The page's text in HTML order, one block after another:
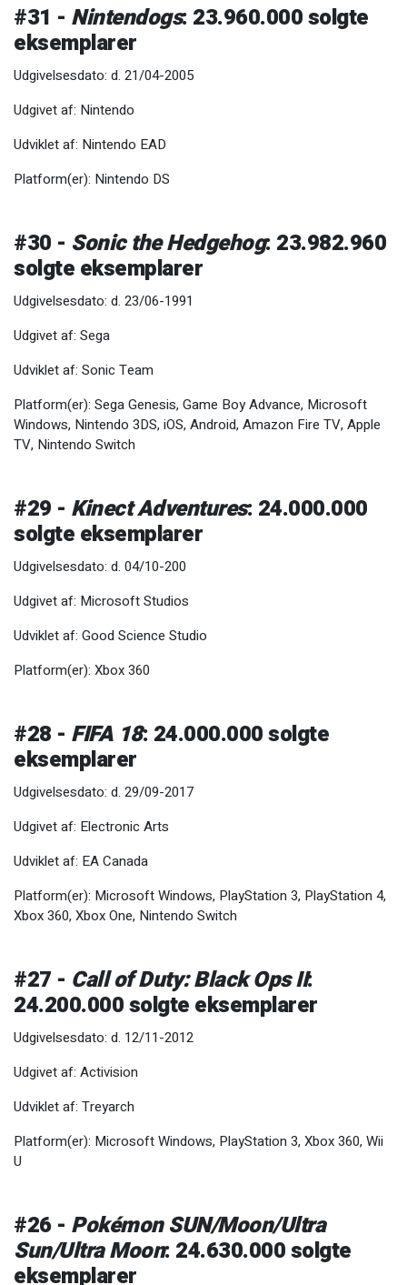
#31 - Nintendogs: 23.960.000 solgte
eksemplarer
Udgivelsesdato: d. 21/04-2005
Udgivet af: Nintendo
Udviklet af: Nintendo EAD
Platform(er): Nintendo DS
#30 - Sonic the Hedgehog: 23.982.960
solgte eksemplarer
Udgivelsesdato: d. 23/06-1991
Udgivet af: Sega
Udviklet af: Sonic Team
Platform(er): Sega Genesis, Game Boy Advance, Microsoft
Windows, Nintendo 3DS, iOS, Android, Amazon Fire TV, Apple
TV, Nintendo Switch
#29 - Kinect Adventures: 24.000.000
solgte eksemplarer
Udgivelsesdato: d. 04/10-200
Udgivet af: Microsoft Studios
Udviklet af: Good Science Studio
Platform(er): Xbox 360
#28 - FIFA 18: 24.000.000 solgte
eksemplarer
Udgivelsesdato: d. 29/09-2017
Udgivet af: Electronic Arts
Udviklet af: EA Canada
Platform(er): Microsoft Windows, PlayStation 3, PlayStation 4,
Xbox 360, Xbox One, Nintendo Switch
#27 - Call of Duty: Black Ops II:
24.200.000 solgte eksemplarer
Udgivelsesdato: d. 12/11-2012
Udgivet af: Activision
Udviklet af: Treyarch
Platform(er): Microsoft Windows, PlayStation 3, Xbox 360, Wii
U
#26 - Pokémon SUN/Moon/Ultra
Sun/Ultra Moon: 24.630.000 solgte
eksemplarer